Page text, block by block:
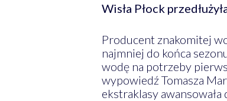
Wisła Płock
Producent znakomitej
najmniej do końca
wodę na potrzeby
wypowiedź Tomasza
ekstraklasy awansowała